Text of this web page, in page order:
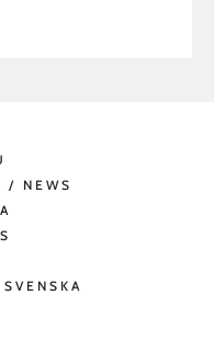
/ NEWS